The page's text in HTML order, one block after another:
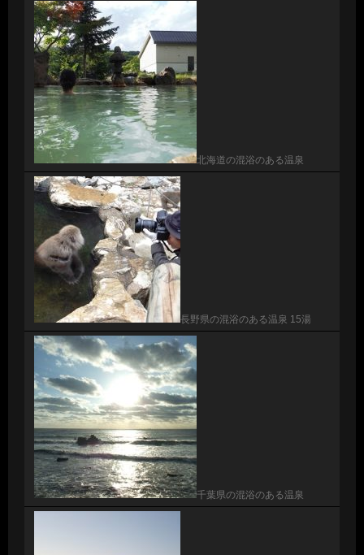
北海道の混浴のある温泉
長野県の混浴のある温泉 15湯
千葉県の混浴のある温泉